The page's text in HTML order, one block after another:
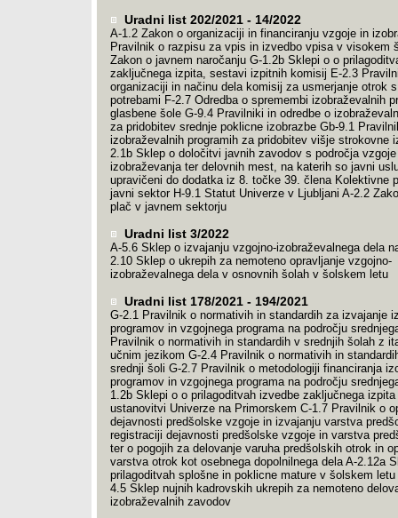
Uradni list 202/2021 - 14/2022
A-1.2 Zakon o organizaciji in financiranju vzgoje in
Pravilnik o razpisu za vpis in izvedbo vpisa v visokem
Zakon o javnem naročanju G-1.2b Sklepi o o
zaključnega izpita, sestavi izpitnih komisij E-2.3
organizaciji in načinu dela komisij za usmerjanje otrok
potrebami F-2.7 Odredba o spremembi izobraževalnih
glasbene šole G-9.4 Pravilniki in odredbe o
za pridobitev srednje poklicne izobrazbe Gb-9.1
izobraževalnih programih za pridobitev višje strokovne
2.1b Sklep o določitvi javnih zavodov s področja vzgoje
izobraževanja ter delovnih mest, na katerih so javni
upravičeni do dodatka iz 8. točke 39. člena Kolektivne
javni sektor H-9.1 Statut Univerze v Ljubljani A-2.2
plač v javnem sektorju
Uradni list 3/2022
A-5.6 Sklep o izvajanju vzgojno-izobraževalnega dela
2.10 Sklep o ukrepih za nemoteno opravljanje vzgojno-
izobraževalnega dela v osnovnih šolah v šolskem letu
Uradni list 178/2021 - 194/2021
G-2.1 Pravilnik o normativih in standardih za izvajanje
programov in vzgojnega programa na področju
Pravilnik o normativih in standardih v srednjih šolah z
učnim jezikom G-2.4 Pravilnik o normativih in
srednji šoli G-2.7 Pravilnik o metodologiji financiranja
programov in vzgojnega programa na področju
1.2b Sklepi o o prilagoditvah izvedbe zaključnega
ustanovitvi Univerze na Primorskem C-1.7 Pravilnik o
dejavnosti predšolske vzgoje in izvajanju varstva
registraciji dejavnosti predšolske vzgoje in varstva
ter o pogojih za delovanje varuha predšolskih otrok in
varstva otrok kot osebnega dopolnilnega dela A-2.12a
prilagoditvah splošne in poklicne mature v šolskem letu
4.5 Sklep nujnih kadrovskih ukrepih za nemoteno
izobraževalnih zavodov